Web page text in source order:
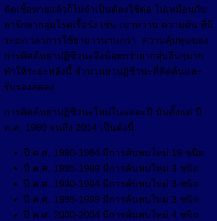
ติดเชื้อหายแล้วก็ไม่จำเป็นต้องใช้ต่อ ไม่เหมือนกับ
ยารักษากลุ่มโรคเรื้อรัง เช่น เบาหวาน ความดัน ที่มี
ระยะเวลาการใช้ยายาวนานกว่า ความคุ้มทุนของ
การคิดค้นยาปฏิชีวนะจึงน้อยกว่ายากลุ่มอื่นๆมาก
ทำให้ระยะหลังนี้ จำนวนยาปฏิชีวนะที่คิดค้นและ
รับรองลดลง
การคิดค้นยาปฏิชีวนะใหม่ในแต่ละปี นับตั้งแต่ ปี
ค.ศ. 1980 จนถึง 2014 เป็นดังนี้
ปี ค.ศ. 1980-1984 มีการค้นพบใหม่ 19 ชนิด
ปี ค.ศ. 1985-1989 มีการค้นพบใหม่ 3 ชนิด
ปี ค.ศ. 1990-1994 มีการค้นพบใหม่ 3 ชนิด
ปี ค.ศ. 1995-1999 มีการค้นพบใหม่ 3 ชนิด
ปี ค.ศ. 2000-2004 มีการค้นพบใหม่ 4 ชนิด